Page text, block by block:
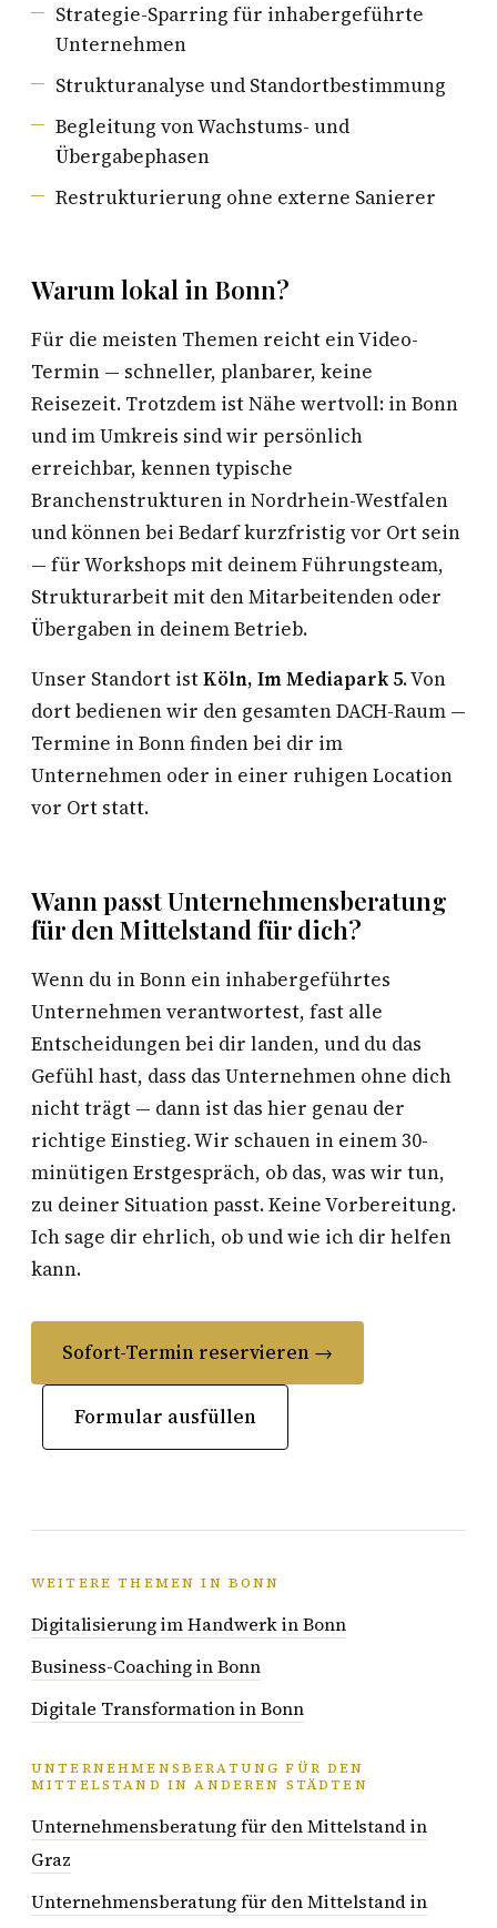
Strategie-Sparring für inhabergeführte
Unternehmen
Strukturanalyse und Standortbestimmung
Begleitung von Wachstums- und
Übergabephasen
Restrukturierung ohne externe Sanierer
Warum lokal in Bonn?
Für die meisten Themen reicht ein Video-
Termin — schneller, planbarer, keine
Reisezeit. Trotzdem ist Nähe wertvoll: in Bonn
und im Umkreis sind wir persönlich
erreichbar, kennen typische
Branchenstrukturen in Nordrhein-Westfalen
und können bei Bedarf kurzfristig vor Ort sein
— für Workshops mit deinem Führungsteam,
Strukturarbeit mit den Mitarbeitenden oder
Übergaben in deinem Betrieb.
Unser Standort istKöln, Im Mediapark 5. Von
dort bedienen wir den gesamten DACH-Raum —
Termine in Bonn finden bei dir im
Unternehmen oder in einer ruhigen Location
vor Ort statt.
Wann passt Unternehmensberatung
für den Mittelstand für dich?
Wenn du in Bonn ein inhabergeführtes
Unternehmen verantwortest, fast alle
Entscheidungen bei dir landen, und du das
Gefühl hast, dass das Unternehmen ohne dich
nicht trägt — dann ist das hier genau der
richtige Einstieg. Wir schauen in einem 30-
minütigen Erstgespräch, ob das, was wir tun,
zu deiner Situation passt. Keine Vorbereitung.
Ich sage dir ehrlich, ob und wie ich dir helfen
kann.
Sofort-Termin reservieren →
Formular ausfüllen
WEITERE THEMEN IN BONN
Digitalisierung im Handwerk in Bonn
Business-Coaching in Bonn
Digitale Transformation in Bonn
UNTERNEHMENSBERATUNG FÜR DEN
MITTELSTAND IN ANDEREN STÄDTEN
Unternehmensberatung für den Mittelstand in
Graz
Unternehmensberatung für den Mittelstand in